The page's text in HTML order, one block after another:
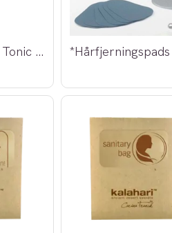
*Héliabrine HP Tonic Lotion 200ml